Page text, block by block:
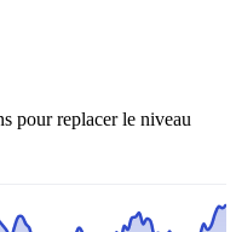
pour replacer le niveau